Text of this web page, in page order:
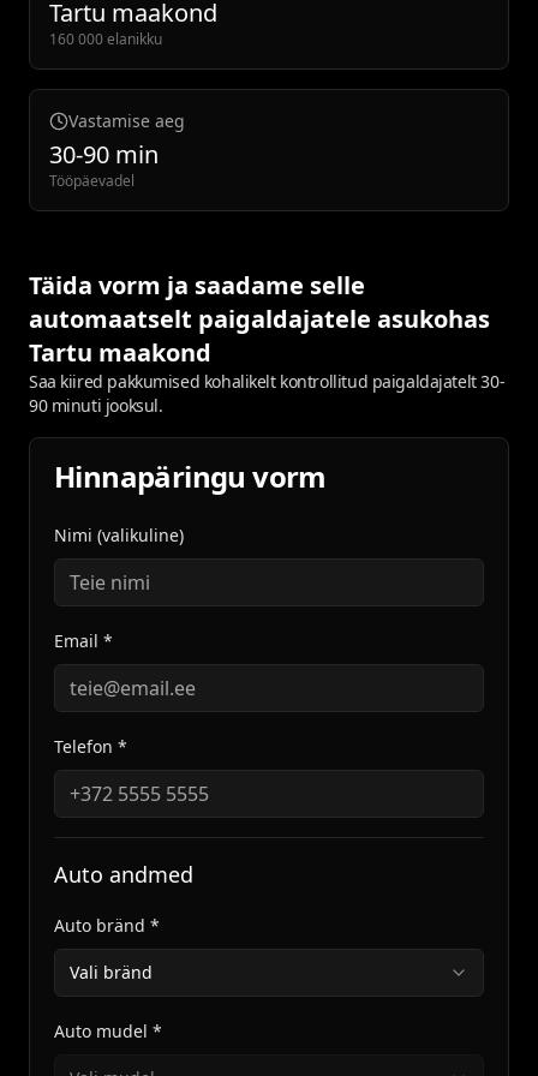
Tartu maakond
160 000 elanikku
Vastamise aeg
30-90 min
Tööpäevadel
Täida vorm ja saadame selle
automaatselt paigaldajatele asukohas
Tartu maakond
Saa kiired pakkumised kohalikelt kontrollitud paigaldajatelt 30-
90 minuti jooksul.
Hinnapäringu vorm
Nimi (valikuline)
Email *
Telefon *
Auto andmed
Auto bränd *
Vali bränd
Auto mudel *